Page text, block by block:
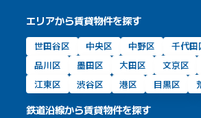
エリアから賃貸物件を探す
世田谷区 中央区 中野区 千代田
品川区
墨田区 大田区 文京区
江東区
渋谷区 港区 目黒区
鉄道沿線から賃貸物件を探す